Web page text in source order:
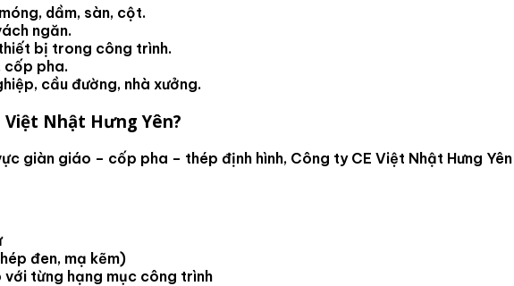
dầm, sàn, cột.
ngăn.
bị trong công trình.
cốp pha.
cầu đường, nhà xưởng.
Nhật Hưng Yên?
giàn giáo – cốp pha – thép định hình, Công ty CE Việt Nhật Hưng
đen, mạ kẽm)
với từng hạng mục công trình